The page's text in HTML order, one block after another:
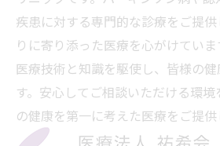
疾患に対する専門的な診療をご提
りに寄り添った医療を心がけてい
医療技術と知識を駆使し、皆様の
す。安心してご相談いただける環
の健康を第一に考えた医療をご提供